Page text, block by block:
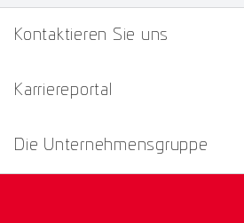
Kontaktieren Sie uns
Karriereportal
Die Unternehmensgruppe